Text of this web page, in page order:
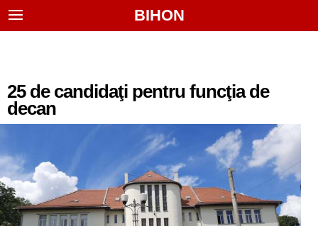
BIHON
25 de candidaţi pentru funcţia de
decan